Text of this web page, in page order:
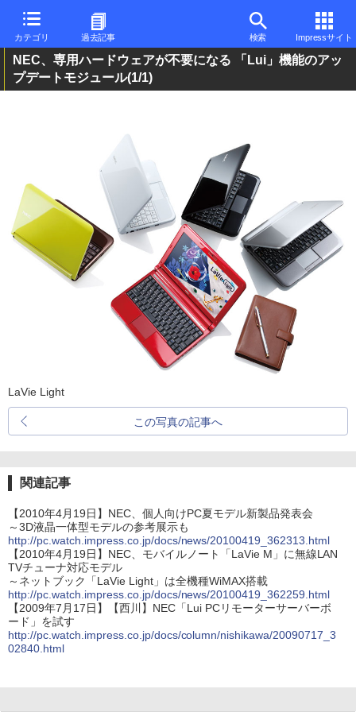
カテゴリ 過去記事 検索 Impressサイト
NEC、専用ハードウェアが不要になる 「Lui」機能のアッ
プデートモジュール(1/1)
LaVie Light
この写真の記事へ
関連記事
【2010年4月19日】NEC、個人向けPC夏モデル新製品発表会
～3D液晶一体型モデルの参考展示も
http://pc.watch.impress.co.jp/docs/news/20100419_362313.html
【2010年4月19日】NEC、モバイルノート「LaVie M」に無線LAN
TVチューナ対応モデル
～ネットブック「LaVie Light」は全機種WiMAX搭載
http://pc.watch.impress.co.jp/docs/news/20100419_362259.html
【2009年7月17日】【西川】NEC「Lui PCリモーターサーバーボ
ード」を試す
http://pc.watch.impress.co.jp/docs/column/nishikawa/20090717_3
02840.html